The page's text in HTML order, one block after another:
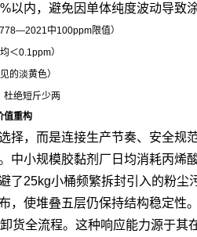
以内，避免因单体纯度波动导致
中100ppm限值）
＜0.1ppm）
的淡黄色）
杜绝短斤少两
值重构
择，而是连接生产节奏、安全
中小规模胶黏剂厂日均消耗丙烯
了25kg小桶频繁拆封引入的粉
，使堆叠五层仍保持结构稳定
货全流程。这种响应能力源于